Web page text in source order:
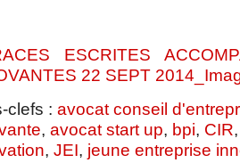
clefs : avocat conseil
, avocat start up, bpi, CIR
, JEI, jeune entreprise